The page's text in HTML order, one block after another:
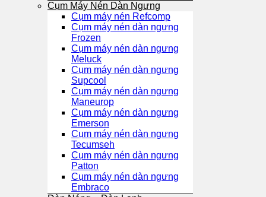
Cụm Máy Nén Dàn Ngưng
Cụm máy nén Refcomp
Cụm máy nén dàn ngưng
Frozen
Cụm máy nén dàn ngưng
Meluck
Cụm máy nén dàn ngưng
Supcool
Cụm máy nén dàn ngưng
Maneurop
Cụm máy nén dàn ngưng
Emerson
Cụm máy nén dàn ngưng
Tecumseh
Cụm máy nén dàn ngưng
Patton
Cụm máy nén dàn ngưng
Embraco